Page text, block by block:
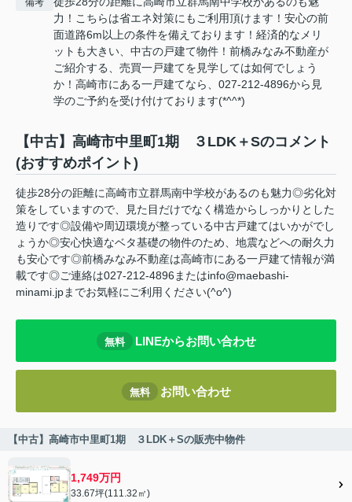
備考
力！こちらは省エネ対策にもご利用頂けます！安心の前
面道路6m以上の条件を備えております！経済的なメリ
ットも大きい、中古の戸建て物件！前橋みなみ不動産が
ご紹介する、売買一戸建てを見学しては如何でしょう
か！高崎市にある一戸建てなら、027-212-4896から見
学のご予約を受け付けております(*^^*)
【中古】高崎市中里町1期 ３LDK＋Sのコメント
(おすすめポイント)
徒歩28分の距離に高崎市立群馬南中学校があるのも魅力◎劣化対
策をしていますので、見た目だけでなく構造からしっかりとした
造りです◎設備や周辺環境が整っている中古戸建てはいかがでし
ょうか◎安心快適なベタ基礎の物件のため、地震などへの耐久力
も安心です◎前橋みなみ不動産は高崎市にある一戸建て情報が満
載です◎ご連絡は027-212-4896またはinfo@maebashi-
minami.jpまでお気軽にご利用ください(^o^)
無料 LINEからお問い合わせ
無料 お問い合わせ
【中古】高崎市中里町1期 ３LDK＋Sの販売中物件
1,749万円
33.67坪(111.32㎡)